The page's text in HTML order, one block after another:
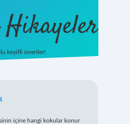
keyifli öneriler!
içine hangi kokular konur